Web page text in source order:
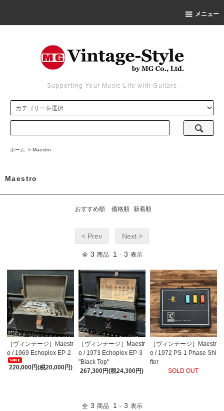
メニュー
Supporting Your Music Life with Guitars
ホーム > Maestro
Maestro
おすすめ順 価格順 新着順
< Prev Next >
全 3 商品 1 - 3 表示
［ヴィンテージ］Maestr
o / 1969 Echoplex EP-2
220,000円(税20,000円)
［ヴィンテージ］Maestr
o / 1973 Echoplex EP-3
"Black Top"
267,300円(税24,300円)
［ヴィンテージ］Maestr
o / 1972 PS-1 Phase Shi
fter
SOLD OUT
全 3 商品 1 - 3 表示